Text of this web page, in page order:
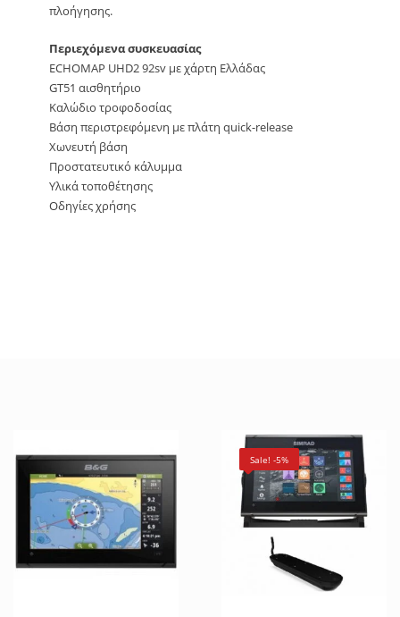
πλοήγησης.
Περιεχόμενα συσκευασίας
ECHOMAP UHD2 92sv με χάρτη Ελλάδας
GT51 αισθητήριο
Καλώδιο τροφοδοσίας
Βάση περιστρεφόμενη με πλάτη quick-release
Χωνευτή βάση
Προστατευτικό κάλυμμα
Υλικά τοποθέτησης
Οδηγίες χρήσης
Sale! -5%